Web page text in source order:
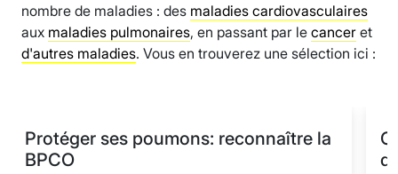
nombre de maladies : des maladies cardiovasculaires
aux maladies pulmonaires, en passant par le cancer et
d'autres maladies. Vous en trouverez une sélection ici :
Protéger ses poumons: reconnaître la
BPCO